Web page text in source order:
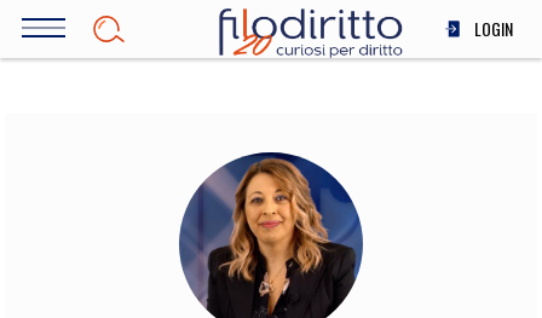
Salta
LOGIN
SOCIETÀ
MEDICINA
SCIENZA
STORIA E FILOSOFIA
INNOVAZIONE